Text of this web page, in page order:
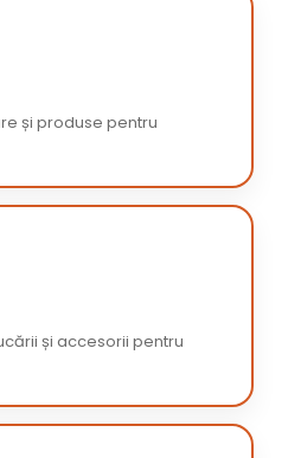
și produse pentru
și accesorii pentru